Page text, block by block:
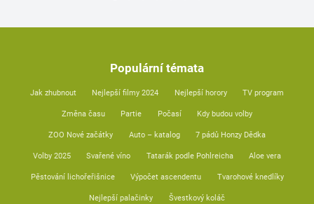
Populární témata
Jak zhubnout Nejlepší filmy 2024 Nejlepší horory TV program
Změna času Partie Počasí Kdy budou volby
ZOO Nové začátky Auto – katalog 7 pádů Honzy Dědka
Volby 2025 Svařené víno Tatarák podle Pohlreicha Aloe vera
Pěstování lichořeřišnice Výpočet ascendentu Tvarohové knedlíky
Nejlepší palačinky Švestkový koláč